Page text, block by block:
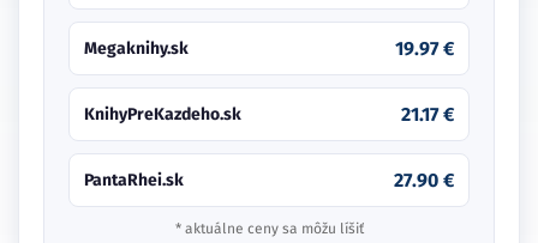
Megaknihy.sk 19.97 €
KnihyPreKazdeho.sk 21.17 €
PantaRhei.sk 27.90 €
* aktuálne ceny sa môžu líšiť